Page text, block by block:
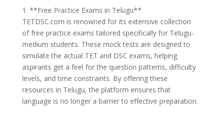
1. **Free Practice Exams in Telugu**
TETDSC.com is renowned for its extensive collection
of free practice exams tailored specifically for Telugu-
medium students. These mock tests are designed to
simulate the actual TET and DSC exams, helping
aspirants get a feel for the question patterns, difficulty
levels, and time constraints. By offering these
resources in Telugu, the platform ensures that
language is no longer a barrier to effective preparation.